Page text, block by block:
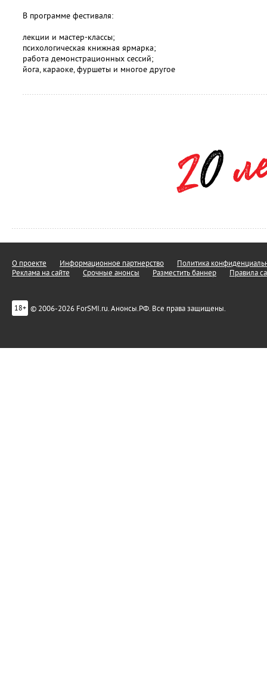
В программе фестиваля:
лекции и мастер-классы;
психологическая книжная ярмарка;
работа демонстрационных сессий;
йога, караоке, фуршеты и многое другое
О проекте Информационное партнерство
Политика
Реклама на сайте
Срочные анонсы Разместить баннер Правила
18+ © 2006-2026 ForSMI.ru. Анонсы.РФ. Все права защищены.